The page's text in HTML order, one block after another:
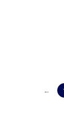
←